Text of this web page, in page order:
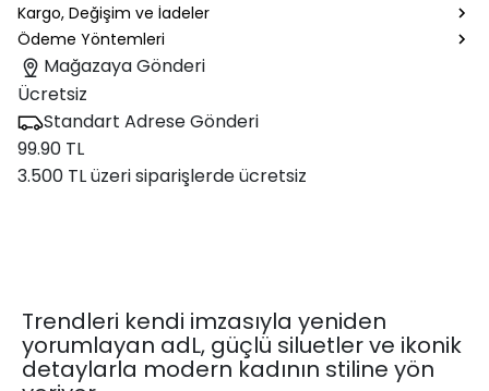
Kargo, Değişim ve İadeler
Ödeme Yöntemleri
Mağazaya Gönderi
Ücretsiz
Standart Adrese Gönderi
99.90 TL
3.500 TL üzeri siparişlerde ücretsiz
Trendleri kendi imzasıyla yeniden
yorumlayan adL, güçlü siluetler ve ikonik
detaylarla modern kadının stiline yön